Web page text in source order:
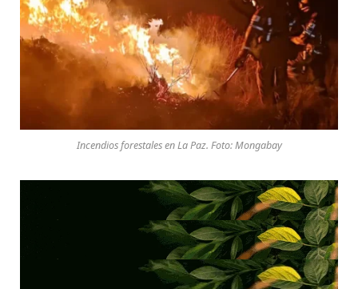
Incendios forestales en La Paz. Foto: Mongabay